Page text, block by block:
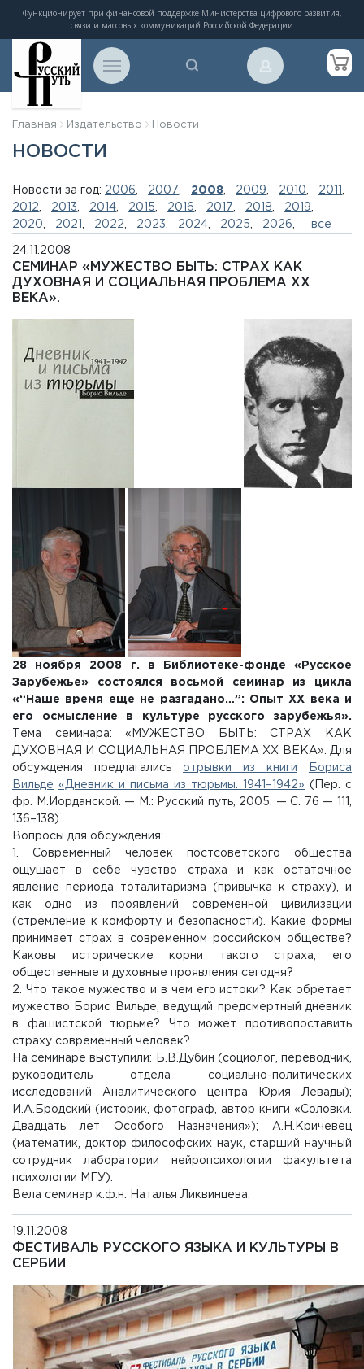
Функционирует при финансовой поддержке Министерства цифрового развития,
связи и массовых коммуникаций Российской Федерации
Главная Издательство Новости
НОВОСТИ
Новости за год: 2006 2007 2008 2009 2010 2011
2012
2013 2014 2015 2016 2017 2018 2019
2020
2021 2022 2023 2024 2025 2026 все
24.11.2008
СЕМИНАР «МУЖЕСТВО БЫТЬ: СТРАХ КАК
ДУХОВНАЯ И СОЦИАЛЬНАЯ ПРОБЛЕМА ХХ
ВЕКА».
28 ноября 2008 г. в Библиотеке-фонде «Русское
Зарубежье» состоялся восьмой семинар из цикла
«“Наше время еще не разгадано…”: Опыт ХХ века и
его осмысление в культуре русского зарубежья».
Тема семинара: «МУЖЕСТВО БЫТЬ: СТРАХ КАК
ДУХОВНАЯ И СОЦИАЛЬНАЯ ПРОБЛЕМА ХХ ВЕКА». Для
обсуждения предлагались отрывки из книги
Бориса
Вильде «Дневник и письма из тюрьмы. 1941–1942» (Пер. с
фр. М.Иорданской. — М.: Русский путь, 2005. — С. 76 — 111,
136–138).
Вопросы для обсуждения:
1. Современный человек постсоветского общества
ощущает в себе чувство страха и как остаточное
явление периода тоталитаризма (привычка к страху), и
как одно из проявлений современной цивилизации
(стремление к комфорту и безопасности). Какие формы
принимает страх в современном российском обществе?
Каковы исторические корни такого страха, его
общественные и духовные проявления сегодня?
2. Что такое мужество и в чем его истоки? Как обретает
мужество Борис Вильде, ведущий предсмертный дневник
в фашистской тюрьме? Что может противопоставить
страху современный человек?
На семинаре выступили: Б.В.Дубин (социолог, переводчик,
руководитель отдела социально-политических
исследований Аналитического центра Юрия Левады);
И.А.Бродский (историк, фотограф, автор книги «Соловки.
Двадцать лет Особого Назначения»); А.Н.Кричевец
(математик, доктор философских наук, старший научный
сотрудник лаборатории нейропсихологии факультета
психологии МГУ).
Вела семинар к.ф.н. Наталья Ликвинцева.
19.11.2008
ФЕСТИВАЛЬ РУССКОГО ЯЗЫКА И КУЛЬТУРЫ В
СЕРБИИ